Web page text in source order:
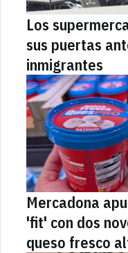
Los
sus puertas
inmigrantes
Mercadona
'fit' con dos
queso fresco